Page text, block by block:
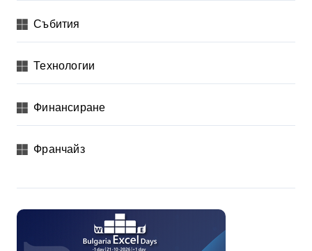
Събития
Технологии
Финансиране
Франчайз